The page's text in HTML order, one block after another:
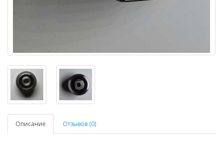
Описание Отзывов (0)